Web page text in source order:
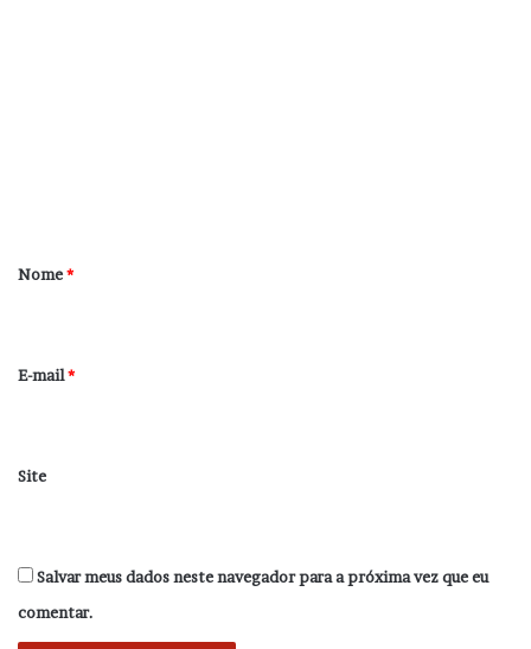
r
*
Nome*
E-mail*
Site
Salvar meus dados neste navegador para a próxima vez que eu
comentar.